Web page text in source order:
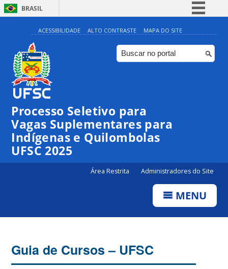
BRASIL
Simplifique!
Comunica BR
Participe
ACESSIBILIDADE ALTO CONTRASTE MAPA DO SITE
Processo Seletivo para
Vagas Suplementares para
Indígenas e Quilombolas
UFSC 2025
Área Restrita Administradores do Site
MENU
Guia de Cursos – UFSC